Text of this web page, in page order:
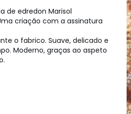
de edredon Marisol
criação com a assinatura
o fabrico. Suave, delicado e
Moderno, graças ao aspeto